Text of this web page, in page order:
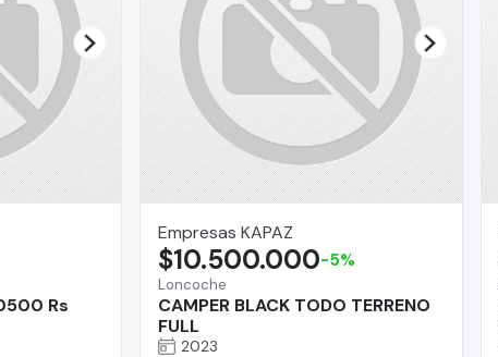
Rs
Empresas KAPAZ
Loncoche
CAMPER BLACK TODO TERRENO
FULL
$10.500.000-5%
2023